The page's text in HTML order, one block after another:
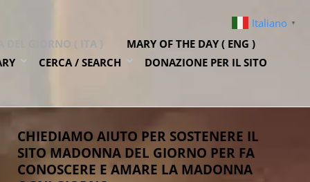
DEL GIORNO ( ITA )
MARY OF THE DAY ( ENG )
CERCA / SEARCH DONAZIONE PER IL SITO
CHIEDIAMO AIUTO PER SOSTENERE IL
SITO MADONNA DEL GIORNO PER FA
CONOSCERE E AMARE LA MADONNA
Italiano ▼